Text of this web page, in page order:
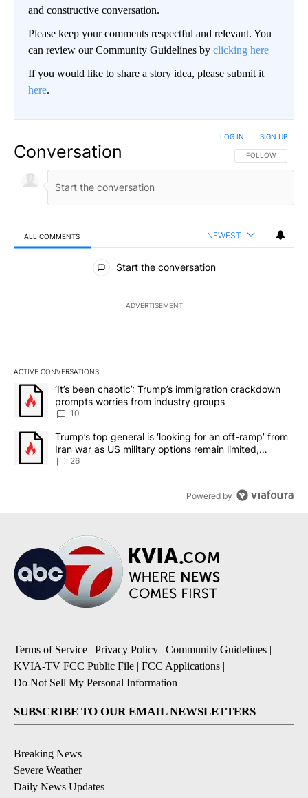
and constructive conversation.
Please keep your comments respectful and relevant. You
can review our Community Guidelines by clicking here
If you would like to share a story idea, please submit it
here.
Conversation FOLLOW THIS
FOLLOW
LOG IN SIGN UP
ALL COMMENTS NEWEST
All Comments
Start the conversation
ADVERTISEMENT
ACTIVE CONVERSATIONS
The following is a list of the most commented articles in the last
A trending article titled "‘It’s been chaotic’: Trump’s
‘It’s been chaotic’: Trump’s immigration crackdown
prompts worries from industry groups
10
A trending article titled "Trump’s top general is ‘looking for an
Trump’s top general is ‘looking for an off-ramp’ from
Iran war as US military options remain limited,
sources say
26
Powered by
Terms of Service | Privacy Policy | Community Guidelines |
KVIA-TV FCC Public File | FCC Applications |
Do Not Sell My Personal Information
SUBSCRIBE TO OUR EMAIL NEWSLETTERS
Breaking News
Severe Weather
Daily News Updates